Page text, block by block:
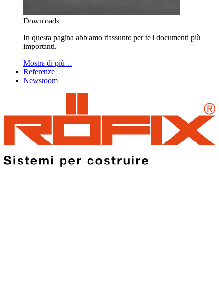
Downloads
In questa pagina abbiamo riassunto per te i documenti più
importanti.
Mostra di più…
Referenze
Newsroom